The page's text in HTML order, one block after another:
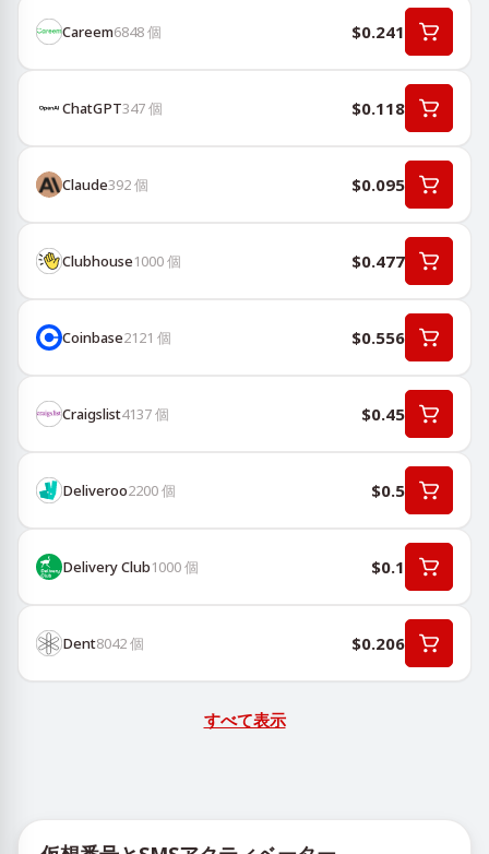
Careem6848個 $0.241
ChatGPT347個 $0.118
Claude392個 $0.095
Clubhouse1000個 $0.477
Coinbase2121 個 $0.556
Craigslist4137個 $0.45
Deliveroo2200個 $0.5
Delivery Club1000個 $0.1
Dent8042個 $0.206
すべて表示